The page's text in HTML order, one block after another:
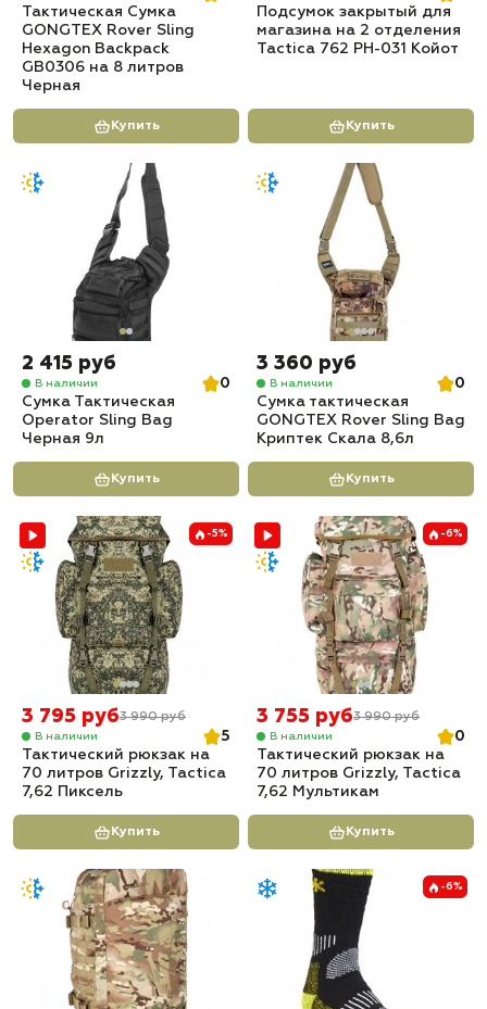
Тактическая Сумка
GONGTEX Rover Sling
Hexagon Backpack
GB0306 на 8 литров
Черная
Купить
Подсумок закрытый для
магазина на 2 отделения
Tactica 762 PH-031 Койот
Купить
2 415 руб
В наличии
0
Сумка Тактическая
Operator Sling Bag
Черная 9л
Купить
3 360 руб
В наличии
0
Сумка тактическая
GONGTEX Rover Sling Bag
Криптек Скала 8,6л
Купить
-5%
3 795 руб3 990 руб
В наличии
5
Тактический рюкзак на
70 литров Grizzly, Tactica
7,62 Пиксель
Купить
-6%
3 755 руб3 990 руб
В наличии
0
Тактический рюкзак на
70 литров Grizzly, Tactica
7,62 Мультикам
Купить
-6%